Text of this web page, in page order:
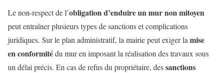
Le non-respect de l’obligation d’enduire un mur non mitoyen
peut entraîner plusieurs types de sanctions et complications
juridiques. Sur le plan administratif, la mairie peut exiger la mise
en conformitédu mur en imposant la réalisation des travaux sous
un délai précis. En cas de refus du propriétaire, dessanctions